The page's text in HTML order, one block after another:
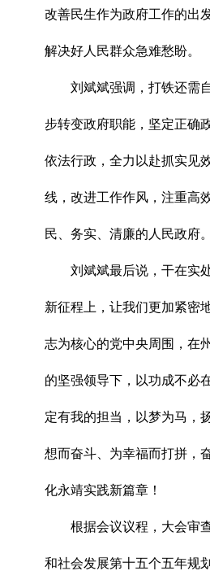
改善民生作为政府工作的出
解决好人民群众急难愁盼。
刘斌斌强调，打铁还需
步转变政府职能，坚定正确
依法行政，全力以赴抓实见
线，改进工作作风，注重高
民、务实、清廉的人民政府。
刘斌斌最后说，干在实
新征程上，让我们更加紧密
志为核心的党中央周围，在
的坚强领导下，以功成不必
定有我的担当，以梦为马，
想而奋斗、为幸福而打拼，
化永靖实践新篇章！
根据会议议程，大会审
和社会发展第十五个五年规